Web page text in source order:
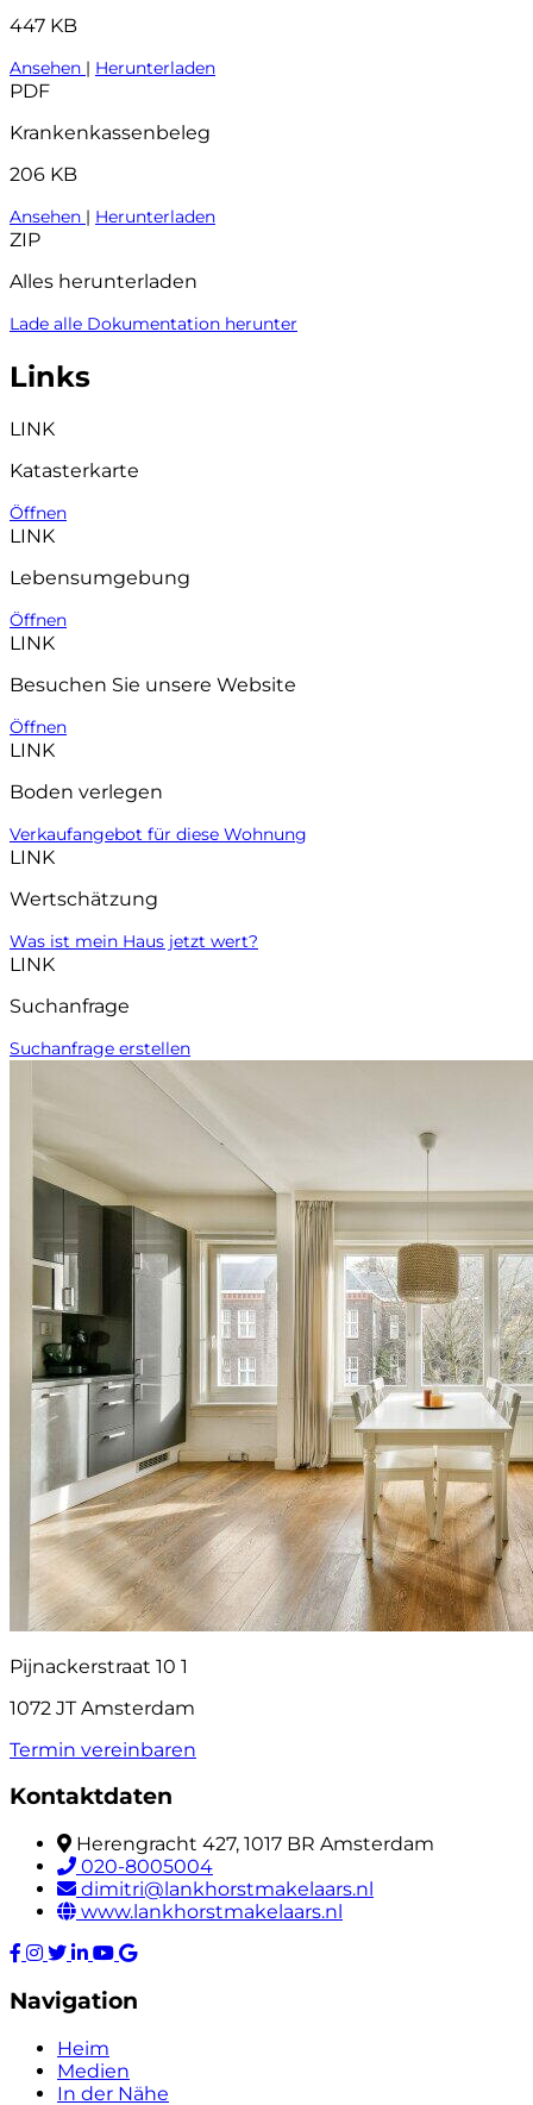
447 KB
Ansehen | Herunterladen
PDF
Krankenkassenbeleg
206 KB
Ansehen | Herunterladen
ZIP
Alles herunterladen
Lade alle Dokumentation herunter
Links
LINK
Katasterkarte
Öffnen
LINK
Lebensumgebung
Öffnen
LINK
Besuchen Sie unsere Website
Öffnen
LINK
Boden verlegen
Verkaufangebot für diese Wohnung
LINK
Wertschätzung
Was ist mein Haus jetzt wert?
LINK
Suchanfrage
Suchanfrage erstellen
Pijnackerstraat 10 1
1072 JT Amsterdam
Termin vereinbaren
Kontaktdaten
Herengracht 427, 1017 BR Amsterdam
020-8005004
dimitri@lankhorstmakelaars.nl
www.lankhorstmakelaars.nl
Navigation
Heim
Medien
In der Nähe